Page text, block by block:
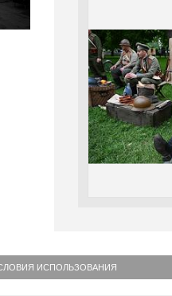
ИСПОЛЬЗОВАНИЯ